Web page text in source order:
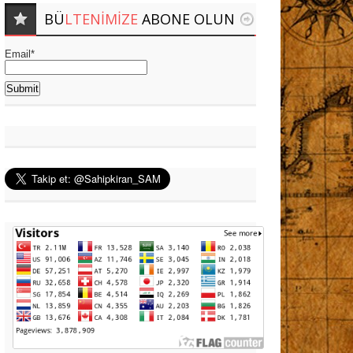
BÜLTENIMIZEABONE OLUN
Email*